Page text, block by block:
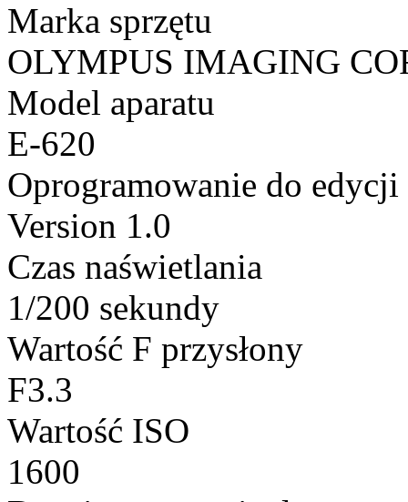
Marka sprzętu
OLYMPUS IMAGING
Model aparatu
E-620
Oprogramowanie do edycji
Version 1.0
Czas naświetlania
1/200 sekundy
Wartość F przysłony
F3.3
Wartość ISO
1600